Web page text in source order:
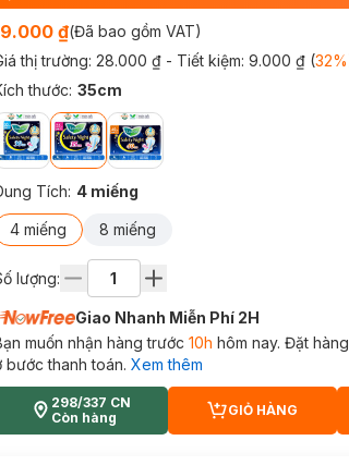
₫(Đã bao gồm VAT)
thị trường: 28.000 ₫ - Tiết kiệm: 9.000 ₫(32%
thước: 35cm
Tích: 4 miếng
4 miếng 8 miếng
lượng:
Giao Nhanh Miễn Phí 2H
muốn nhận hàng trước 10h hôm nay. Đặt
bước thanh toán. Xem thêm
298/337 CN
Còn hàng
CART PLUS ICON
GIỎ HÀNG